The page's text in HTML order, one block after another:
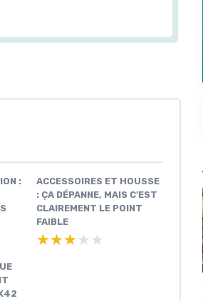
:
ACCESSOIRES ET HOUSSE
: ÇA DÉPANNE, MAIS C’EST
CLAIREMENT LE POINT
FAIBLE
★★★★★
★★★★★